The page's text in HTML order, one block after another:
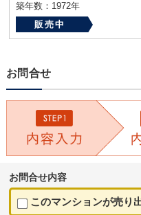
築年数：1972年
販売中
お問合せ
お問合せ内容
このマンションが売り